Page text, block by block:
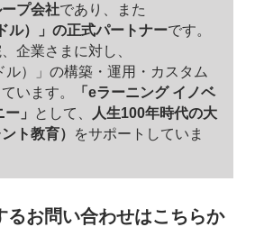
プ会社であり、また
ル）」の正式パートナーです。
企業さまに対し、
ル）」の構築・運用・カスタム
います。
「eラーニング イノベ
」
として、
人生100年時代の大
ト教育）
をサポートしていま
お問い合わせはこちらか